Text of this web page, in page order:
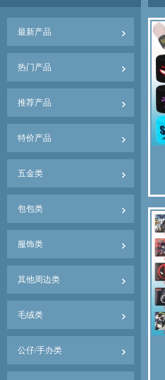
最新产品
热门产品
推荐产品
特价产品
五金类
包包类
服饰类
其他周边类
毛绒类
公仔/手办类